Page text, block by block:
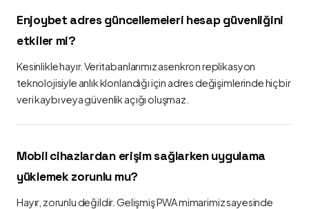
Enjoybet adres güncellemeleri hesap güvenliğini
etkiler mi?
Kesinlikle hayır. Veritabanlarımız asenkron replikasyon
teknolojisiyle anlık klonlandığı için adres değişimlerinde hiçbir
veri kaybı veya güvenlik açığı oluşmaz.
Mobil cihazlardan erişim sağlarken uygulama
yüklemek zorunlu mu?
Hayır, zorunlu değildir. Gelişmiş PWA mimarimiz sayesinde